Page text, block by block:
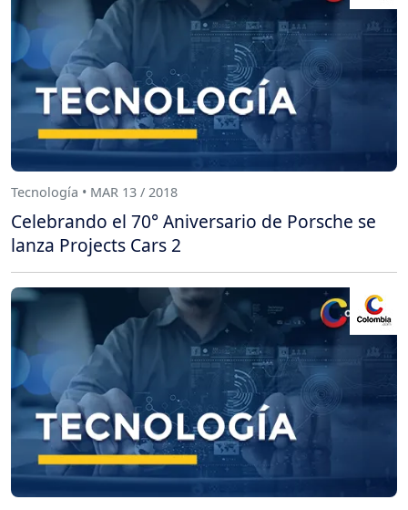
Tecnología • MAR 13 / 2018
Celebrando el 70° Aniversario de Porsche se
lanza Projects Cars 2